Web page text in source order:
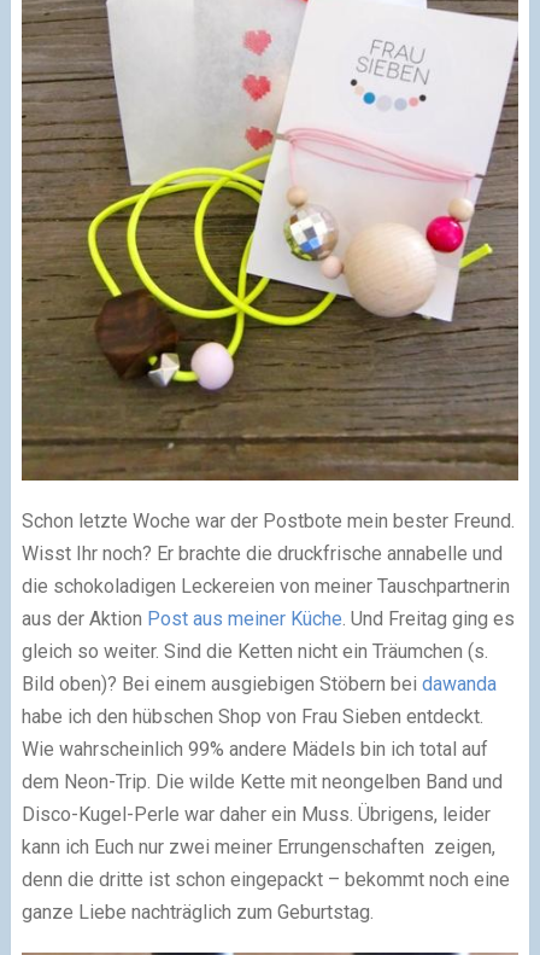
Schon letzte Woche war der Postbote mein bester Freund.
Wisst Ihr noch? Er brachte die druckfrische annabelle und
die schokoladigen Leckereien von meiner Tauschpartnerin
aus der Aktion Post aus meiner Küche . Und Freitag ging es
gleich so weiter. Sind die Ketten nicht ein Träumchen (s.
Bild oben)? Bei einem ausgiebigen Stöbern bei dawanda
habe ich den hübschen Shop von Frau Sieben entdeckt.
Wie wahrscheinlich 99% andere Mädels bin ich total auf
dem Neon-Trip. Die wilde Kette mit neongelben Band und
Disco-Kugel-Perle war daher ein Muss. Übrigens, leider
kann ich Euch nur zwei meiner Errungenschaften zeigen,
denn die dritte ist schon eingepackt – bekommt noch eine
ganze Liebe nachträglich zum Geburtstag.